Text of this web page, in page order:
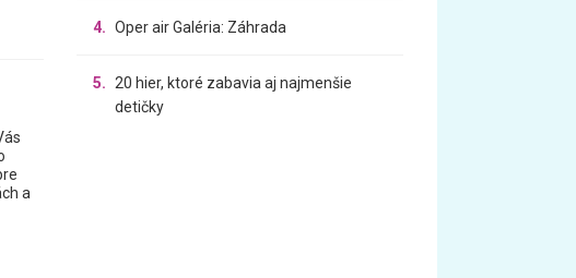
a
4. Oper air Galéria: Záhrada
5.
20 hier, ktoré zabavia aj najmenšie
detičky